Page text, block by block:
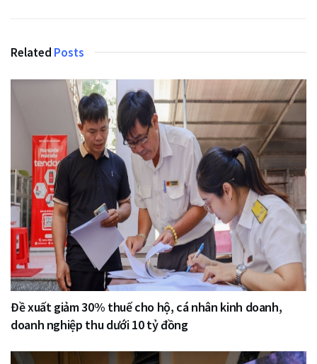
Related Posts
Đề xuất giảm 30% thuế cho hộ, cá nhân kinh doanh,
doanh nghiệp thu dưới 10 tỷ đồng